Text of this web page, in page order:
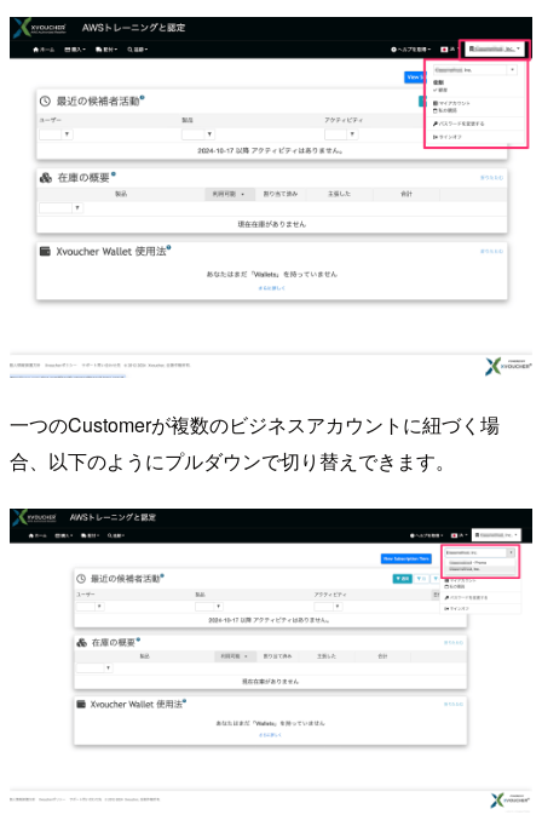
一つのCustomerが複数のビジネスアカウントに紐づく場
合、以下のようにプルダウンで切り替えできます。